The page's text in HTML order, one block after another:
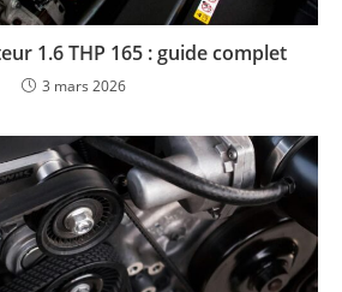
1.6 THP 165 : guide complet
3 mars 2026